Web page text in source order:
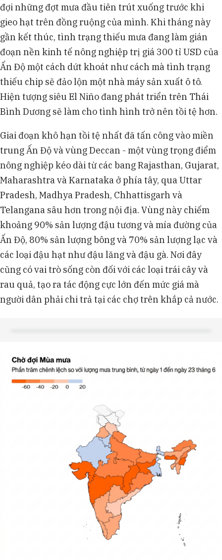
đợi những đợt mưa đầu tiên trút xuống trước khi
gieo hạt trên đồng ruộng của mình. Khi tháng này
gần kết thúc, tình trạng thiếu mưa đang làm gián
đoạn nền kinh tế nông nghiệp trị giá 300 tỉ USD của
Ấn Độ một cách dứt khoát như cách mà tình trạng
thiếu chip sẽ đảo lộn một nhà máy sản xuất ô tô.
Hiện tượng siêu El Niño đang phát triển trên Thái
Bình Dương sẽ làm cho tình hình trở nên tồi tệ hơn.
Giai đoạn khô hạn tồi tệ nhất đã tấn công vào miền
trung Ấn Độ và vùng Deccan - một vùng trọng điểm
nông nghiệp kéo dài từ các bang Rajasthan, Gujarat,
Maharashtra và Karnataka ở phía tây, qua Uttar
Pradesh, Madhya Pradesh, Chhattisgarh và
Telangana sâu hơn trong nội địa. Vùng này chiếm
khoảng 90% sản lượng đậu tương và mía đường của
Ấn Độ, 80% sản lượng bông và 70% sản lượng lạc và
các loại đậu hạt như đậu lăng và đậu gà. Nơi đây
cũng có vai trò sống còn đối với các loại trái cây và
rau quả, tạo ra tác động cực lớn đến mức giá mà
người dân phải chi trả tại các chợ trên khắp cả nước.